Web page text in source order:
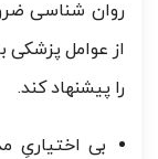
روان شناسی
از عوامل
را پیشنهاد کند.
بی اختیاریِ